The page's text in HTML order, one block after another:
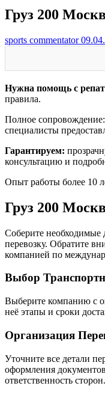
Груз 200
sports commentator
Нужна помощь с
правила.
Полное
специалисты
Гарантируем:
консультацию и
Опыт работы более 10
Груз 200
Соберите необходимые
перевозку. Обратите
компанией по
Выбор
Выберите компанию с
неё этапы и сроки
Организация
Уточните все детали
оформления
ответственность сторон.